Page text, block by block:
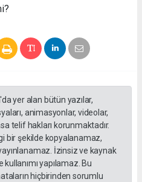
yer alan bütün yazılar,
animasyonlar, videolar,
telif hakları korunmaktadır.
bir şekilde kopyalanamaz,
İzinsiz ve kaynak
yapılamaz. Bu
hiçbirinden sorumlu